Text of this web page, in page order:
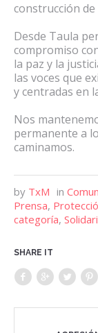
construcción
Desde Taula
compromiso
la paz y la
las voces que
y centradas en
Nos
permanente a
caminamos.
by TxM in
Prensa,
categoría,
SHARE IT